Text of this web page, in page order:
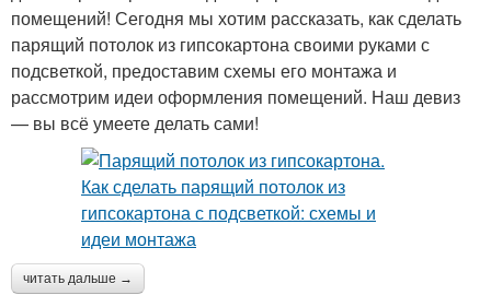
помещений! Сегодня мы хотим рассказать, как сделать
парящий потолок из гипсокартона своими руками с
подсветкой, предоставим схемы его монтажа и
рассмотрим идеи оформления помещений. Наш девиз
— вы всё умеете делать сами!
читать дальше →